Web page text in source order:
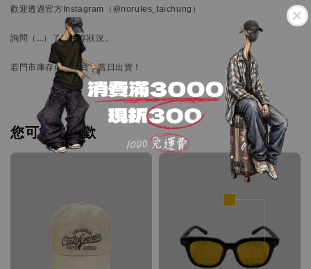
歡迎透過官方Instagram （@norules_taichung）
詢問 （…） 了解庫存狀況。
若門市庫存備有現貨，當日出貨！
您可能也喜歡